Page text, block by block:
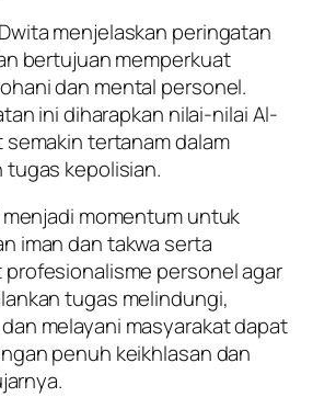
menjelaskan peringatan
bertujuan memperkuat
dan mental personel.
ini diharapkan nilai-nilai Al-
semakin tertanam dalam
tugas kepolisian.
menjadi momentum untuk
iman dan takwa serta
profesionalisme personel agar
tugas melindungi,
melayani masyarakat dapat
penuh keikhlasan dan